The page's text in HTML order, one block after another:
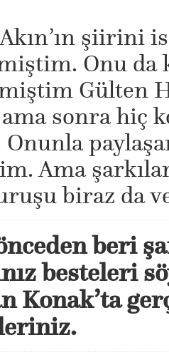
şiirini
Onu da
Gülten
sonra hiç
Onunla
Ama
biraz da
beri
besteleri
Konak’ta